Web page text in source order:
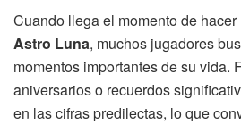
Cuando llega el momento de
Astro Luna, muchos jugadores
momentos importantes de su vida.
aniversarios o recuerdos
en las cifras predilectas, lo que